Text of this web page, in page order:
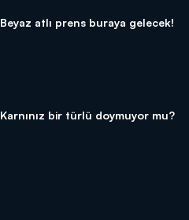
Beyaz atlı prens buraya gelecek!
Karnınız bir türlü doymuyor mu?